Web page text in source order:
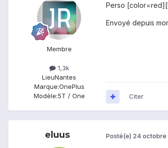
Membre
1,3k
LieuNantes
Marque:OnePlus
Modèle:5T / One
Perso
Envoyé depuis
Citer
eluus Posté(e) 24 octobre